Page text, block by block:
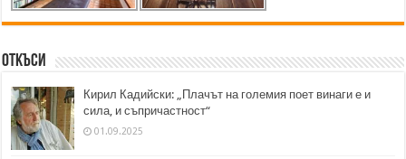
Откъси
Кирил Кадийски: „Плачът на големия поет винаги е и
сила, и съпричастност“
01.09.2025